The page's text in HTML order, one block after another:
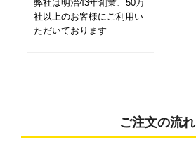
弊社は明治43年創業、50万
社以上のお客様にご利用い
ただいております
ご注文の流れ